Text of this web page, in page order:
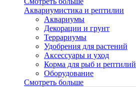
Аквариумистика и рептилии
Аквариумы
Декорации и грунт
Террариумы
Удобрения для растений
Аксессуары и уход
Корма для рыб и рептилий
Оборудование
Смотреть больше